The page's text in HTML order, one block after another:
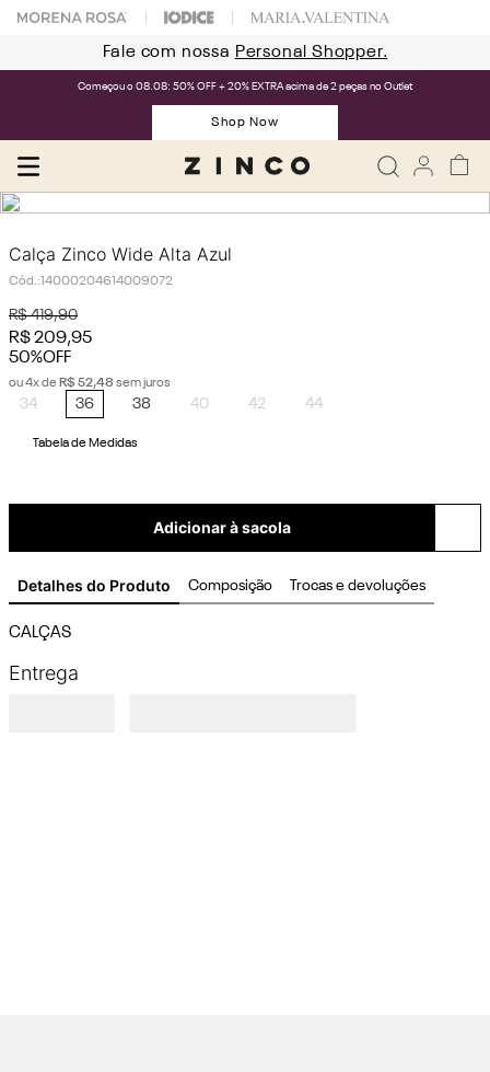
Fale com nossa Personal Shopper.
Começou o 08.08: 50% OFF + 20% EXTRA acima de 2 peças no Outlet
Shop Now
Calça Zinco Wide Alta Azul
Cód.:14000204614009072
R$ 419,90
R$209,95
50%OFF
ou4x de R$ 52,48 sem juros
34 36 38 40 42 44
Tabela de Medidas
Adicionar à sacola
Detalhes do Produto Composição Trocas e devoluções
CALÇAS
Entrega